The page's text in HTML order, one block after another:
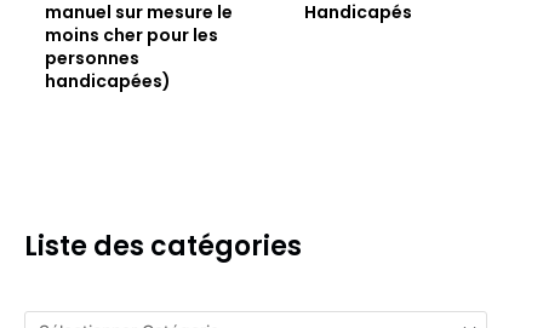
Liste des catégories
manuel sur mesure le
moins cher pour les
personnes
handicapées)
Handicapés